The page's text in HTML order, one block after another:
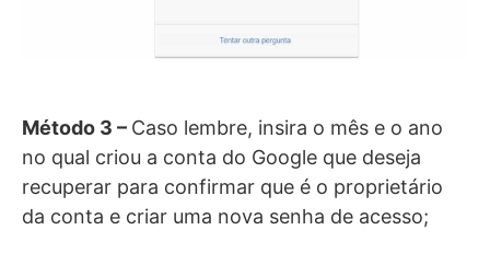
Método 3 – Caso lembre, insira o mês e o ano
no qual criou a conta do Google que deseja
recuperar para confirmar que é o proprietário
da conta e criar uma nova senha de acesso;